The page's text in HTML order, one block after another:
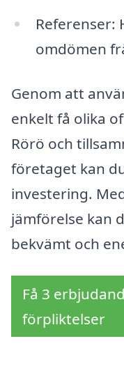
Referenser:
omdömen
Genom att
enkelt få olika
Rörö och
företaget kan
investering.
jämförelse kan
bekvämt och
Få 3
förpliktelser